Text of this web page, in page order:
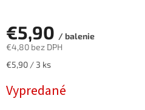
€5,90 / balenie
€4,80 bez DPH
Jednotková
€5,90 / 3 ks
Vypredané